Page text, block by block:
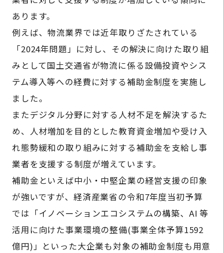
あります。
例えば、物流業界では近年取りざたされている
「2024年問題」に対し、その解決に向けた取り組
みとして国土交通省が物流に係る設備投資やシス
テム導入等への経費に対する補助金制度を実施し
ました。
またデジタル分野に対する人材不足を解決するた
め、人材増加を目的とした教育資金増加や受け入
れ態勢緩和の取り組みに対する補助金を支給し事
業者を支援する制度が増えています。
補助金といえば中小・中堅企業の経営支援の印象
が強いですが、経済産業省の令和7年度当初予算
では「イノベーションエコシステムの構築、AI 等
活⽤に向けた事業環境の整備(事業全体予算1592
億円)」といった大企業も対象の補助金制度も用意